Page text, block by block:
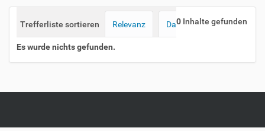
0 Inhalte gefunden
Trefferliste sortieren Relevanz Datum (neueste zuerst)
Es wurde nichts gefunden.